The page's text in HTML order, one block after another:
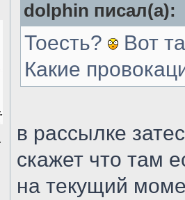
dolphin писал(а):
Тоесть?
Вот
Какие
в рассылке
скажет что там
на текущий